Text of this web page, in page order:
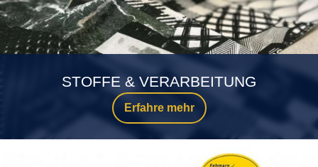
Erfahre mehr
STOFFE & VERARBEITUNG